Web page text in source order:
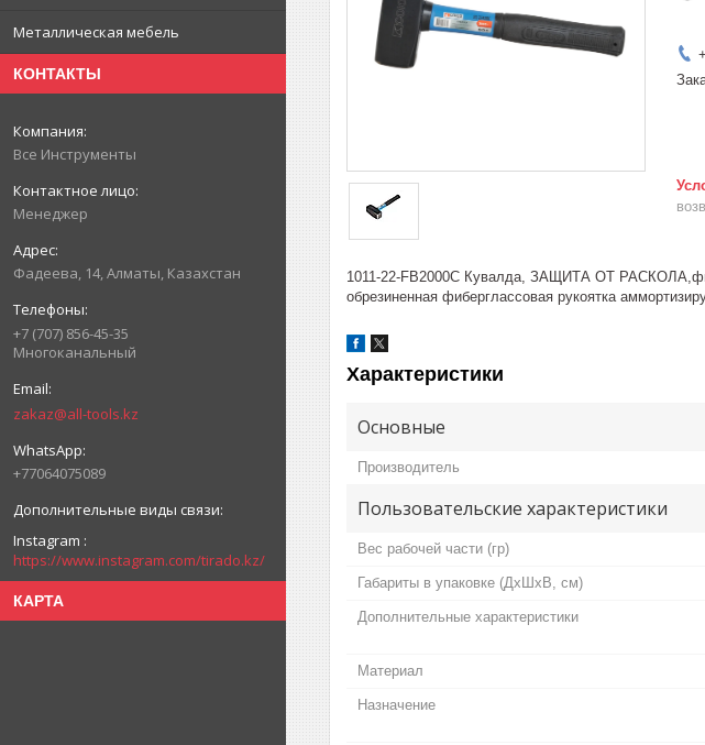
Металлическая мебель
КОНТАКТЫ
Все Инструменты
Менеджер
Фадеева, 14, Алматы, Казахстан
+7 (707) 856-45-35
Многоканальный
zakaz@all-tools.kz
+77064075089
Instagram
https://www.instagram.com/tirado.kz/
КАРТА
1011-22-FB2000C Кувалда, ЗАЩИТА ОТ
обрезиненная фиберглассовая рукоятка
Характеристики
Основные
Производитель
Пользовательские характеристики
Вес рабочей части (гр)
Габариты в упаковке (ДхШхВ, см)
Дополнительные характеристики
Материал
Назначение